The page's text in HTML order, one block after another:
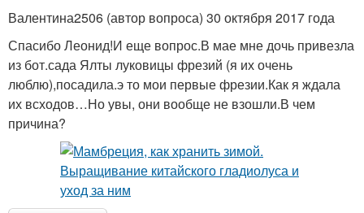
Валентина2506 (автор вопроса) 30 октября 2017 года
Спасибо Леонид!И еще вопрос.В мае мне дочь привезла
из бот.сада Ялты луковицы фрезий (я их очень
люблю),посадила.э то мои первые фрезии.Как я ждала
их всходов…Но увы, они вообще не взошли.В чем
причина?